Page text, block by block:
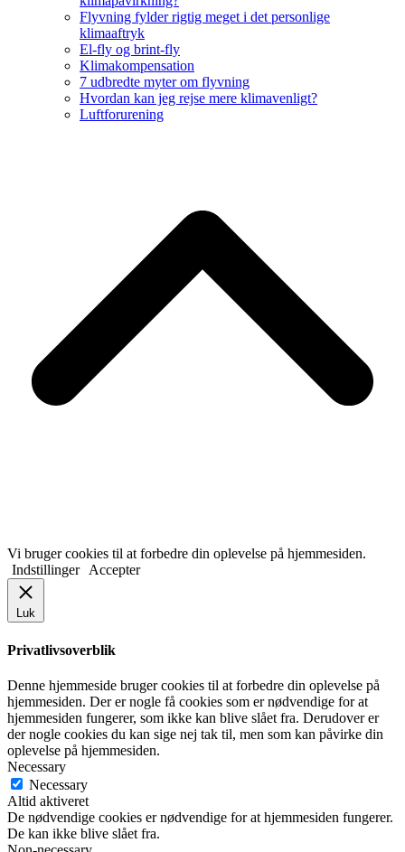
Flyvning fylder rigtig meget i det personlige
klimaaftryk
El-fly og brint-fly
Klimakompensation
7 udbredte myter om flyvning
Hvordan kan jeg rejse mere klimavenligt?
Luftforurening
Vi bruger cookies til at forbedre din oplevelse på hjemmesiden.
Indstillinger Accepter
Luk
Privatlivsoverblik
Denne hjemmeside bruger cookies til at forbedre din oplevelse på
hjemmesiden. Der er nogle få cookies som er nødvendige for at
hjemmesiden fungerer, som ikke kan blive slået fra. Derudover er
der nogle cookies du kan sige nej tak til, men som kan påvirke din
oplevelse på hjemmesiden.
Necessary
Necessary
Altid aktiveret
De nødvendige cookies er nødvendige for at hjemmesiden fungerer.
De kan ikke blive slået fra.